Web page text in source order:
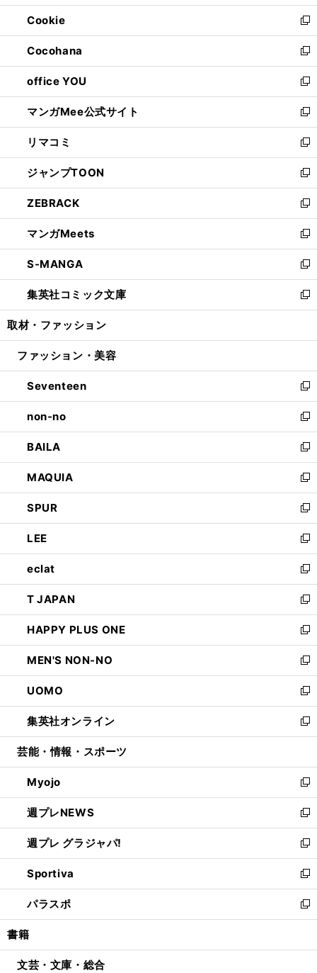
開
く
ウ
で
開
く
ン
ド
ウ
で
開
く
ウ
ィ
ン
ド
ウ
で
開
く
Cookie
新
し
い
ウ
ィ
ン
ド
ウ
で
開
く
Cocohana
新
し
い
ウ
ィ
ン
ド
ウ
で
開
く
office YOU
新
し
い
ウ
ィ
ン
ド
ウ
で
開
く
マンガMee公式サイト
新
し
い
ウ
ィ
ン
ド
ウ
で
開
く
リマコミ
新
し
い
ウ
ィ
ン
ド
ウ
で
開
く
ジャンプTOON
新
し
い
ウ
ィ
ン
ド
ウ
で
開
ZEBRACK
新
し
い
ウ
ィ
ン
ド
ウ
開
マンガMeets
新
し
い
ウ
ィ
ン
ウ
開
く
S-MANGA
新
し
い
ウ
ン
ウ
で
開
く
集英社コミック文庫
新
し
ウ
ン
ド
ウ
で
開
く
取材・ファッション
ファッション・美容
Seventeen
新
し
い
ウ
ィ
ン
ド
ウ
で
開
く
non-no
新
し
い
ウ
ィ
ン
ド
ウ
で
開
く
BAILA
新
し
い
ウ
ィ
ン
ド
ウ
で
開
く
MAQUIA
新
し
い
ウ
ィ
ン
ド
ウ
で
開
く
SPUR
新
し
い
ウ
ィ
ン
ド
ウ
で
開
く
LEE
新
し
い
ウ
ィ
ン
ド
ウ
で
開
く
eclat
新
し
い
ウ
ィ
ン
ド
ウ
で
開
く
T JAPAN
新
し
い
ウ
ィ
ン
ド
ウ
で
開
HAPPY PLUS ONE
新
し
い
ウ
ィ
ン
ド
ウ
開
く
MEN'S NON-NO
新
し
い
ウ
ィ
ン
ウ
で
開
く
UOMO
新
し
い
ウ
ン
ド
ウ
で
開
く
集英社オンライン
新
し
ウ
ィ
ン
ド
ウ
で
開
く
芸能・情報・スポーツ
Myojo
新
し
い
ウ
ィ
ン
ド
ウ
で
開
週プレNEWS
新
し
い
ウ
ィ
ン
ド
ウ
開
週プレ グラジャパ!
新
し
い
ウ
ィ
ン
ウ
Sportiva
新
し
い
ウ
ン
パラスポ
新
し
ウ
書籍
文芸・文庫・総合